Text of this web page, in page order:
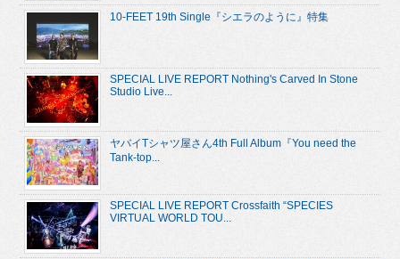
10-FEET 19th Single『シエラのように』特集
SPECIAL LIVE REPORT Nothing's Carved In Stone
Studio Live...
ヤバイTシャツ屋さん4th Full Album『You need the
Tank-top...
SPECIAL LIVE REPORT Crossfaith “SPECIES
VIRTUAL WORLD TOU...